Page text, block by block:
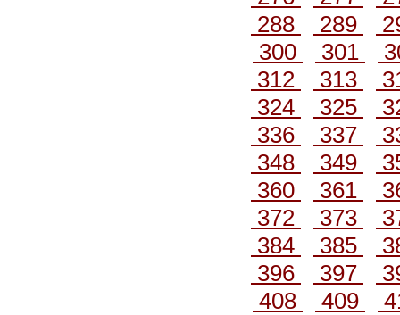
288
289
300
301
312
313
324
325
336
337
348
349
360
361
372
373
384
385
396
397
408
409